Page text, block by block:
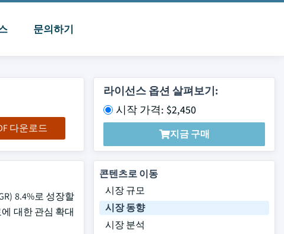
문의하기
다운로드
라이선스 옵션 살펴보기:
시작 가격: $2,450
지금 구매
8.4%로 성장할
대한 관심 확대
콘텐츠로 이동
시장 규모
시장 동향
시장 분석